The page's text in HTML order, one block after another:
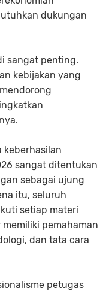
dukungan
sangat penting.
kebijakan yang
keberhasilan
sangat ditentukan
sebagai ujung
itu, seluruh
setiap materi
pemahaman
dan tata cara
petugas